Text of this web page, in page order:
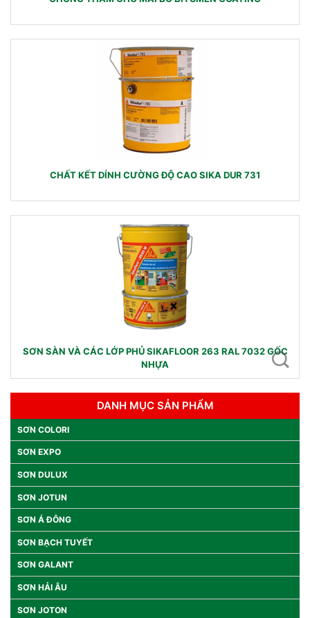
CHẤT KẾT DÍNH CƯỜNG ĐỘ CAO SIKA DUR 731
SƠN SÀN VÀ CÁC LỚP PHỦ SIKAFLOOR 263 RAL 7032 GỐC
NHỰA
DANH MỤC SẢN PHẨM
SƠN COLORI
SƠN EXPO
SƠN DULUX
SƠN JOTUN
SƠN Á ĐÔNG
SƠN BẠCH TUYẾT
SƠN GALANT
SƠN HẢI ÂU
SƠN JOTON